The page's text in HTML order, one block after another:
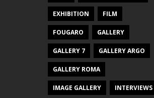
EXHIBITION FILM
FOUGARO GALLERY
GALLERY 7 GALLERY ARGO
GALLERY ROMA
IMAGE GALLERY INTERVIEWS